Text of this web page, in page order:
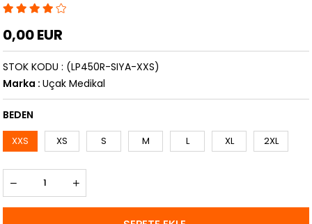
0,00 EUR
(LP450R-SIYA-XXS)
STOK KODU
Marka : Uçak Medikal
BEDEN
XXS XS S M L XL 2XL